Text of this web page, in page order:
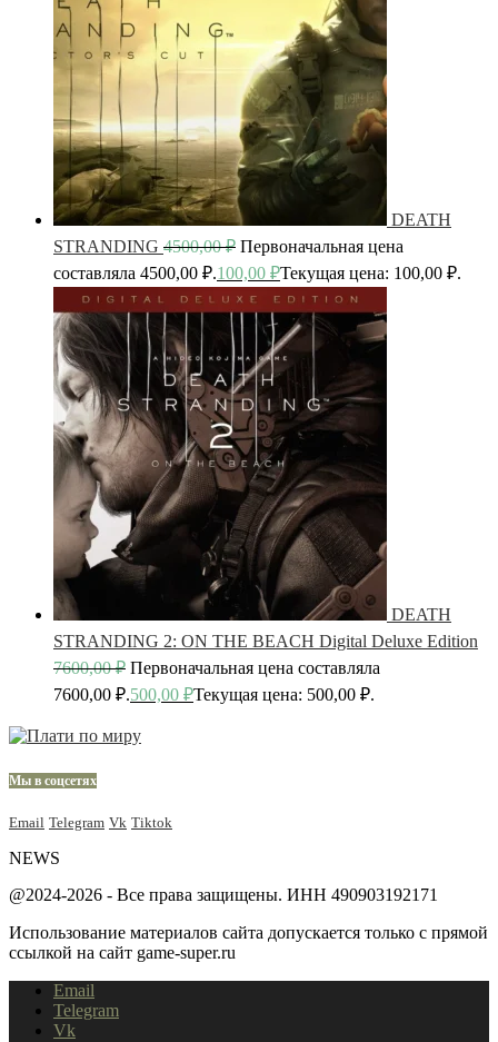
DEATH
STRANDING 4500,00₽ Первоначальная цена
составляла 4500,00 ₽.100,00 ₽Текущая цена: 100,00 ₽.
DEATH
STRANDING 2: ON THE BEACH Digital Deluxe Edition
7600,00₽ Первоначальная цена составляла
7600,00 ₽.500,00 ₽Текущая цена: 500,00 ₽.
Мы в соцсетях
Email Telegram Vk Tiktok
NEWS
@2024-2026 - Все права защищены. ИНН 490903192171
Использование материалов сайта допускается только с прямой
ссылкой на сайт game-super.ru
Email
Telegram
Vk